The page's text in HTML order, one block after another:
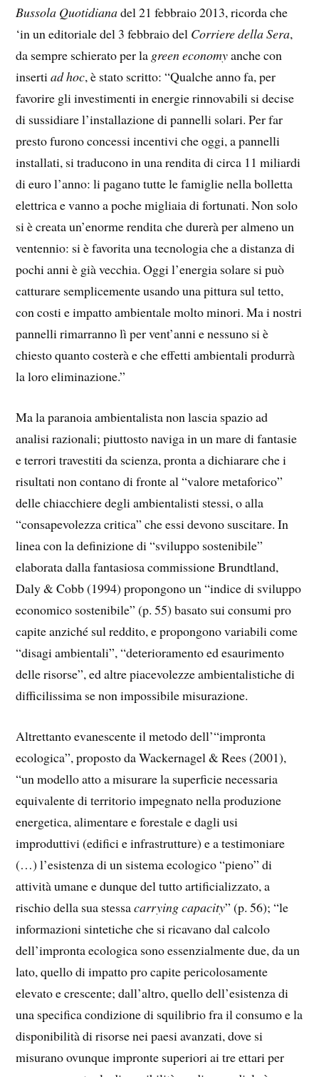
Bussola Quotidianadel 21 febbraio 2013, ricorda che
‘in un editoriale del 3 febbraio del Corriere della Sera,
da sempre schierato per la green economyanche con
insertiad hoc, è stato scritto: “Qualche anno fa, per
favorire gli investimenti in energie rinnovabili si decise
di sussidiare l’installazione di pannelli solari. Per far
presto furono concessi incentivi che oggi, a pannelli
installati, si traducono in una rendita di circa 11 miliardi
di euro l’anno: li pagano tutte le famiglie nella bolletta
elettrica e vanno a poche migliaia di fortunati. Non solo
si è creata un’enorme rendita che durerà per almeno un
ventennio: si è favorita una tecnologia che a distanza di
pochi anni è già vecchia. Oggi l’energia solare si può
catturare semplicemente usando una pittura sul tetto,
con costi e impatto ambientale molto minori. Ma i nostri
pannelli rimarranno lì per vent’anni e nessuno si è
chiesto quanto costerà e che effetti ambientali produrrà
la loro eliminazione.”
Ma la paranoia ambientalista non lascia spazio ad
analisi razionali; piuttosto naviga in un mare di fantasie
e terrori travestiti da scienza, pronta a dichiarare che i
risultati non contano di fronte al “valore metaforico”
delle chiacchiere degli ambientalisti stessi, o alla
“consapevolezza critica” che essi devono suscitare. In
linea con la definizione di “sviluppo sostenibile”
elaborata dalla fantasiosa commissione Brundtland,
Daly & Cobb (1994) propongono un “indice di sviluppo
economico sostenibile” (p. 55) basato sui consumi pro
capite anziché sul reddito, e propongono variabili come
“disagi ambientali”, “deterioramento ed esaurimento
delle risorse”, ed altre piacevolezze ambientalistiche di
difficilissima se non impossibile misurazione.
Altrettanto evanescente il metodo dell’“impronta
ecologica”, proposto da Wackernagel & Rees (2001),
“un modello atto a misurare la superficie necessaria
equivalente di territorio impegnato nella produzione
energetica, alimentare e forestale e dagli usi
improduttivi (edifici e infrastrutture) e a testimoniare
(…) l’esistenza di un sistema ecologico “pieno” di
attività umane e dunque del tutto artificializzato, a
rischio della sua stessacarrying capacity” (p. 56); “le
informazioni sintetiche che si ricavano dal calcolo
dell’impronta ecologica sono essenzialmente due, da un
lato, quello di impatto pro capite pericolosamente
elevato e crescente; dall’altro, quello dell’esistenza di
una specifica condizione di squilibrio fra il consumo e la
disponibilità di risorse nei paesi avanzati, dove si
misurano ovunque impronte superiori ai tre ettari per